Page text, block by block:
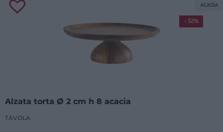
Alzata torta Ø 2 cm h 8 acacia
TAVOLA
- 32%
ACACIA